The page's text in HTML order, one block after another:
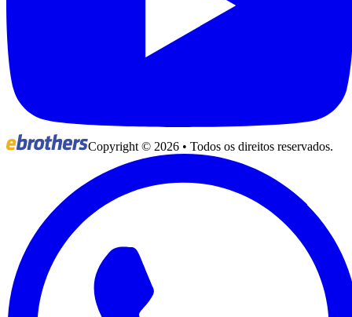
Copyright © 2026 • Todos os direitos reservados.